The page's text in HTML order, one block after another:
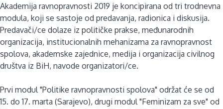
Akademija ravnopravnosti 2019 je koncipirana od tri trodnevna
modula, koji se sastoje od predavanja, radionica i diskusija.
Predavači/ce dolaze iz političke prakse, međunarodnih
organizacija, institucionalnih mehanizama za ravnopravnost
spolova, akademske zajednice, medija i organizacija civilnog
društva iz BiH, navode organizatori/ce.
Prvi modul "Politike ravnopravnosti spolova" održat će se od
15. do 17. marta (Sarajevo), drugi modul "Feminizam za sve" od